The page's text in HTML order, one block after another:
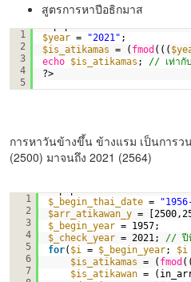
สูตรการหาปีอธิกมาส
1
2
3
4
5
<?php
$year = "2021" ;
$is_atikamas = ( fmod (((
echo $is_atikamas ; // เท่ากั
?>
การหาวันข้างขึ้น ข้างแรม เป็นการ
(2500) มาจนถึง 2021 (2564)
1
2
3
4
5
6
7
<?php
$_begin_thai_date =
$arr_atikawan_y =
$_begin_year = 1957;
$_check_year = 2021; // ปี
for( $i = $_begin_year; $i
$is_atikamas = ( fmod
$is_atikawan =